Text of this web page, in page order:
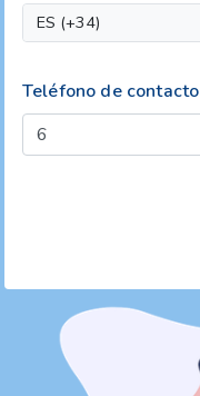
ES (+34)
Teléfono de contacto